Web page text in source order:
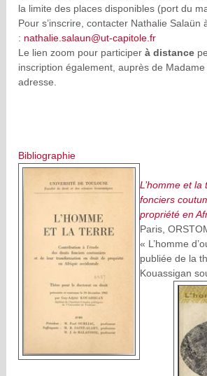
la limite des places disponibles (port du
Pour s’inscrire, contacter Nathalie Salaün
: nathalie.salaun@ut-capitole.fr
Le lien zoom pour participerà distance
inscription également, auprès de
adresse.
Bibliographie
L’homme et la
fonciers
propriété en
Paris,
« L’homme
publiée de la
Kouassigan